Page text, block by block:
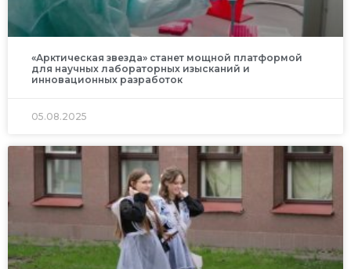
«Арктическая звезда» станет мощной платформой
для научных лабораторных изысканий и
инновационных разработок
05.08.2025